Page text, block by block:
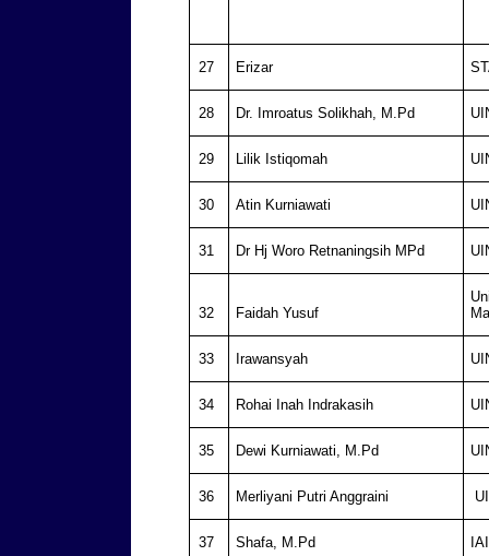
27 Erizar
28 Dr. Imroatus Solikhah, M.Pd
29 Lilik Istiqomah
30 Atin Kurniawati
31 Dr Hj Woro Retnaningsih MPd
32 Faidah Yusuf
33 Irawansyah
34 Rohai Inah Indrakasih
35 Dewi Kurniawati, M.Pd
36 Merliyani Putri Anggraini
37 Shafa, M.Pd